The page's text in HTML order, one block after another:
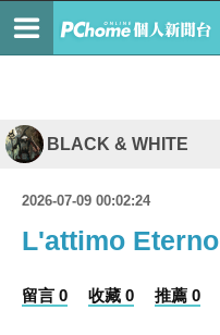
BLACK & WHITE
2026-07-09 00:02:24
L'attimo Eterno
留言 0 收藏 0 推薦 0